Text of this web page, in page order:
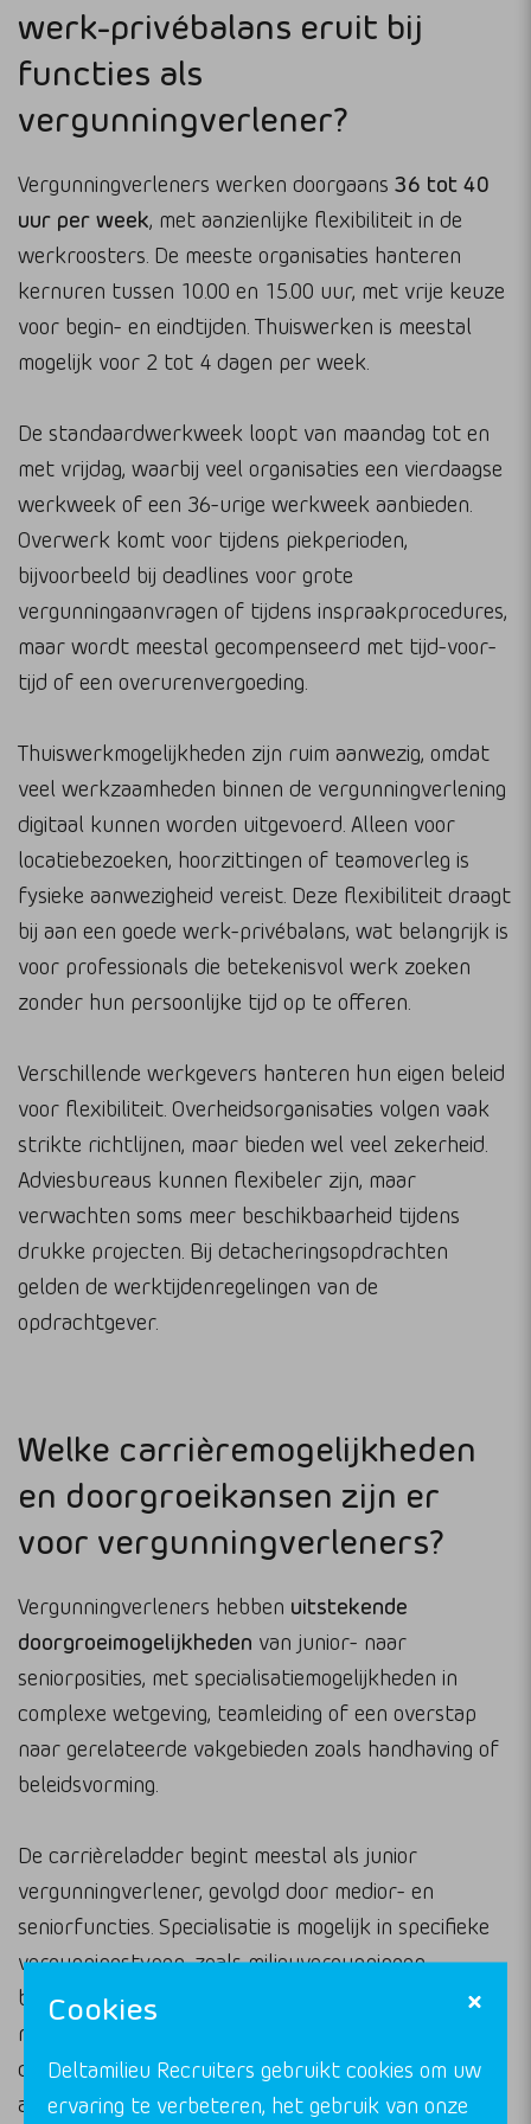
werk-privébalans eruit bij
functies als
vergunningverlener?
Vergunningverleners werken doorgaans 36 tot 40
uur per week, met aanzienlijke flexibiliteit in de
werkroosters. De meeste organisaties hanteren
kernuren tussen 10.00 en 15.00 uur, met vrije keuze
voor begin- en eindtijden. Thuiswerken is meestal
mogelijk voor 2 tot 4 dagen per week.
De standaardwerkweek loopt van maandag tot en
met vrijdag, waarbij veel organisaties een vierdaagse
werkweek of een 36-urige werkweek aanbieden.
Overwerk komt voor tijdens piekperioden,
bijvoorbeeld bij deadlines voor grote
vergunningaanvragen of tijdens inspraakprocedures,
maar wordt meestal gecompenseerd met tijd-voor-
tijd of een overurenvergoeding.
Thuiswerkmogelijkheden zijn ruim aanwezig, omdat
veel werkzaamheden binnen de vergunningverlening
digitaal kunnen worden uitgevoerd. Alleen voor
locatiebezoeken, hoorzittingen of teamoverleg is
fysieke aanwezigheid vereist. Deze flexibiliteit draagt
bij aan een goede werk-privébalans, wat belangrijk is
voor professionals die betekenisvol werk zoeken
zonder hun persoonlijke tijd op te offeren.
Verschillende werkgevers hanteren hun eigen beleid
voor flexibiliteit. Overheidsorganisaties volgen vaak
strikte richtlijnen, maar bieden wel veel zekerheid.
Adviesbureaus kunnen flexibeler zijn, maar
verwachten soms meer beschikbaarheid tijdens
drukke projecten. Bij detacheringsopdrachten
gelden de werktijdenregelingen van de
opdrachtgever.
Welke carrièremogelijkheden
en doorgroeikansen zijn er
voor vergunningverleners?
Vergunningverleners hebben uitstekende
doorgroeimogelijkheden van junior- naar
seniorposities, met specialisatiemogelijkheden in
complexe wetgeving, teamleiding of een overstap
naar gerelateerde vakgebieden zoals handhaving of
beleidsvorming.
De carrièreladder begint meestal als junior
vergunningverlener, gevolgd door medior- en
seniorfuncties. Specialisatie is mogelijk in specifieke
vergunningstypen, zoals milieuvergunningen,
bouwvergunningen onder de Omgevingswet of
natuurvergunningen. Ervaren professionals kunnen
doorgroeien naar coördinator, teamleider of
afdelingshoofd vergunningverlening.
Cookies
Deltamilieu Recruiters gebruikt cookies om uw
ervaring te verbeteren, het gebruik van onze